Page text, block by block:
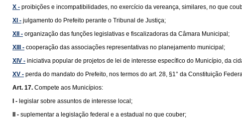
X - proibições e incompatibilidades, no exercício da vereança, similares, no que
XI - julgamento do Prefeito perante o Tribunal de Justiça;
XII - organização das funções legislativas e fiscalizadoras da Câmara Municipal;
XIII - cooperação das associações representativas no planejamento municipal;
XIV - iniciativa popular de projetos de lei de interesse específico do Município, da
XV - perda do mandato do Prefeito, nos termos do art. 28, §1° da Constituição
Art. 17. Compete aos Municípios:
I - legislar sobre assuntos de interesse local;
II - suplementar a legislação federal e a estadual no que couber;